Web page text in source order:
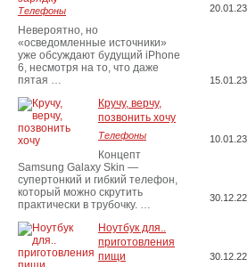
20.01.23
15.01.23
10.01.23
30.12.22
30.12.22
Телефоны
Невероятно, но
«осведомленные источники»
уже обсуждают будущий iPhone
6, несмотря на то, что даже
пятая …
Кручу, верчу,
позвонить хочу
Телефоны
Концепт
Samsung Galaxy Skin —
супертонкий и гибкий телефон,
который можно скрутить
практически в трубочку. …
Ноутбук для..
приготовления
пищи